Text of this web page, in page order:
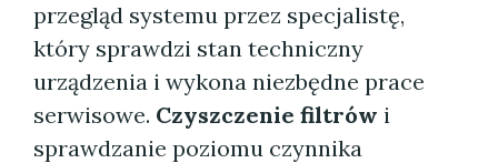
przegląd systemu przez specjalistę,
który sprawdzi stan techniczny
urządzenia i wykona niezbędne prace
serwisowe. Czyszczenie filtrów i
sprawdzanie poziomu czynnika